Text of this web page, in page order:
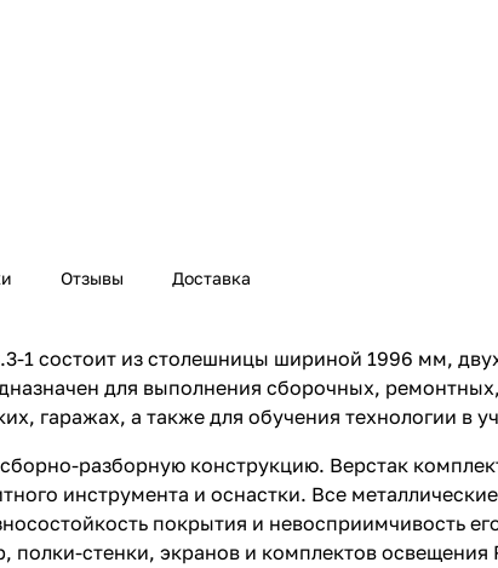
Отзывы Доставка
1 состоит из столешницы шириной 1996 мм,
для выполнения сборочных,
гаражах, а также для обучения технологии в
разборную конструкцию. Верстак
инструмента и оснастки. Все
покрытия и невосприимчивость
полки-стенки, экранов и комплектов